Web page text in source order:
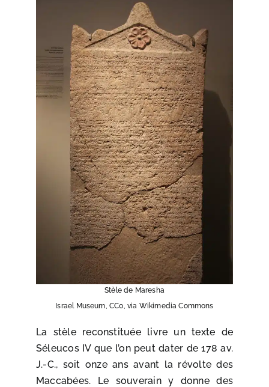
Stèle de Maresha
Israel Museum, CC0, via Wikimedia Commons
La stèle reconstituée livre un texte de
Séleucos IV que l’on peut dater de 178 av.
J.-C., soit onze ans avant la révolte des
Maccabées. Le souverain y donne des